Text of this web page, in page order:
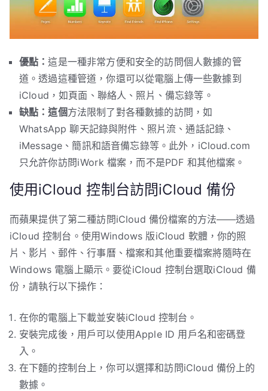
優點：這是一種非常方便和安全的訪問個人數據的管
道。透過這種管道，你還可以從電腦上傳一些數據到
iCloud，如頁面、聯絡人、照片、備忘錄等。
缺點：這個方法限制了對各種數據的訪問，如
WhatsApp 聊天記錄與附件、照片流、通話記錄、
iMessage、簡訊和語音備忘錄等。此外，iCloud.com
只允許你訪問iWork 檔案，而不是PDF 和其他檔案。
使用iCloud 控制台訪問iCloud 備份
而蘋果提供了第二種訪問iCloud 備份檔案的方法——透過
iCloud 控制台。使用Windows 版iCloud 軟體，你的照
片、影片、郵件、行事曆、檔案和其他重要檔案將隨時在
Windows 電腦上顯示。要從iCloud 控制台選取iCloud 備
份，請執行以下操作：
在你的電腦上下載並安裝iCloud 控制台。
安裝完成後，用戶可以使用Apple ID 用戶名和密碼登
入。
在下麵的控制台上，你可以選擇和訪問iCloud 備份上的
數據。